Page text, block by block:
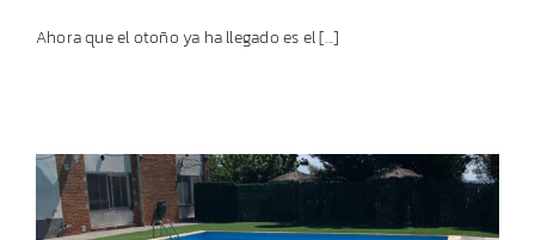
Ahora que el otoño ya ha llegado es el [...]